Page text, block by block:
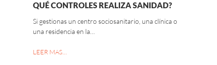
QUÉ CONTROLES REALIZA SANIDAD?
Si gestionas un centro sociosanitario, una clínica o
una residencia en la…
LEER MAS…